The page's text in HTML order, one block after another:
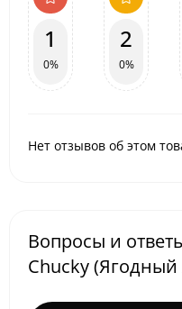
1
0%
2
0%
Нет отзывов об этом
Вопросы и
Chucky (Ягодный